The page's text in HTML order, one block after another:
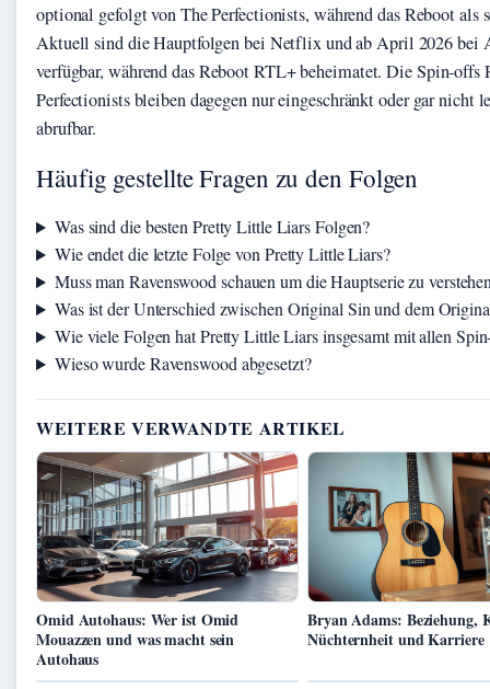
optional gefolgt von The Perfectionists, während das Reboot als
Aktuell sind die Hauptfolgen bei Netflix und ab April 2026 bei
verfügbar, während das Reboot RTL+ beheimatet. Die Spin-offs
Perfectionists bleiben dagegen nur eingeschränkt oder gar nicht
abrufbar.
Häufig gestellte Fragen zu den Folgen
Was sind die besten Pretty Little Liars Folgen?
Wie endet die letzte Folge von Pretty Little Liars?
Muss man Ravenswood schauen um die Hauptserie zu
Was ist der Unterschied zwischen Original Sin und dem
Wie viele Folgen hat Pretty Little Liars insgesamt mit allen
Wieso wurde Ravenswood abgesetzt?
WEITERE VERWANDTE ARTIKEL
Omid Autohaus: Wer ist Omid
Mouazzen und was macht sein
Autohaus
Bryan Adams: Beziehung,
Nüchternheit und Karriere